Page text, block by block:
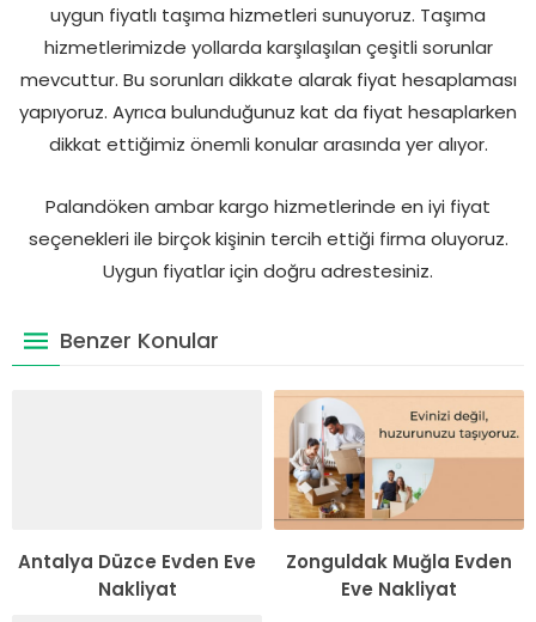
uygun fiyatlı taşıma hizmetleri sunuyoruz. Taşıma
hizmetlerimizde yollarda karşılaşılan çeşitli sorunlar
mevcuttur. Bu sorunları dikkate alarak fiyat hesaplaması
yapıyoruz. Ayrıca bulunduğunuz kat da fiyat hesaplarken
dikkat ettiğimiz önemli konular arasında yer alıyor.
Palandöken ambar kargo hizmetlerinde en iyi fiyat
seçenekleri ile birçok kişinin tercih ettiği firma oluyoruz.
Uygun fiyatlar için doğru adrestesiniz.
Benzer Konular
Antalya Düzce Evden Eve
Nakliyat
Zonguldak Muğla Evden
Eve Nakliyat